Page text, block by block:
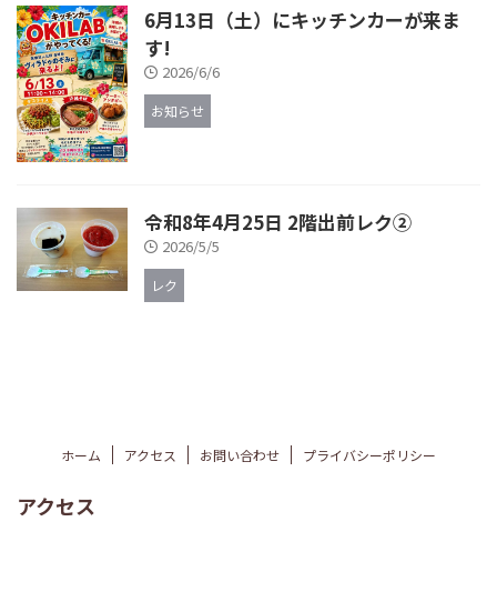
6月13日（土）にキッチンカーが来ま
す!
2026/6/6
お知らせ
令和8年4月25日 2階出前レク②
2026/5/5
レク
ホーム アクセス お問い合わせ プライバシーポリシー
アクセス